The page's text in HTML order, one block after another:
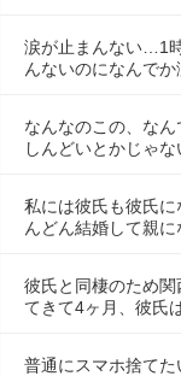
涙が止まんない…1
んないのになんでか
なんなのこの、な
しんどいとかじゃな
私には彼氏も彼氏
んどん結婚して親に
彼氏と同棲のため
てきて4ヶ月、彼氏
普通にスマホ捨て